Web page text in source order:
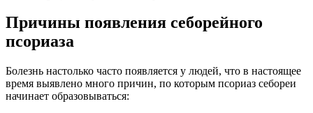
Причины появления себорейного
псориаза
Болезнь настолько часто появляется у людей, что в настоящее
время выявлено много причин, по которым псориаз себореи
начинает образовываться: